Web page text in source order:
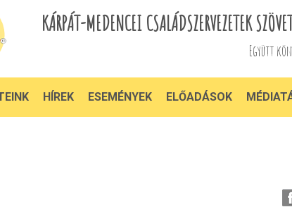
KÁRPÁT-MEDENCEI CSALÁDSZERVEZETEK
Együtt
HÍREK ESEMÉNYEK ELŐADÁSOK